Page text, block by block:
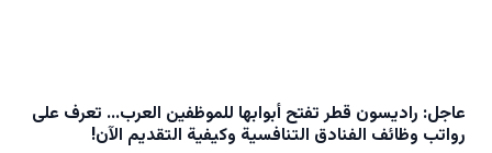
عاجل: راديسون قطر تفتح أبوابها للموظفين العرب… تعرف على
رواتب وظائف الفنادق التنافسية وكيفية التقديم الآن!